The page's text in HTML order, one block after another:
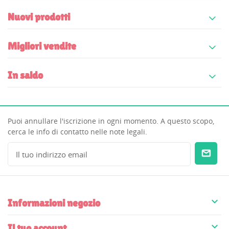
Nuovi prodotti
Migliori vendite
In saldo
Puoi annullare l'iscrizione in ogni momento. A questo scopo,
cerca le info di contatto nelle note legali.
Informazioni negozio 
